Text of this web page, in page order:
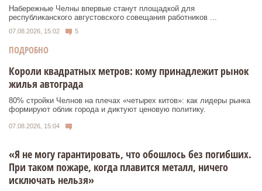
Набережные Челны впервые станут площадкой для
республиканского августовского совещания работников ...
07.08.2026, 15:02 5
ПОДРОБНО
Короли квадратных метров: кому принадлежит рынок
жилья автограда
80% стройки Челнов на плечах «четырех китов»: как лидеры рынка
формируют облик города и диктуют ценовую политику.
07.08.2026, 15:04
«Я не могу гарантировать, что обошлось без погибших.
При таком пожаре, когда плавится металл, ничего
исключать нельзя»